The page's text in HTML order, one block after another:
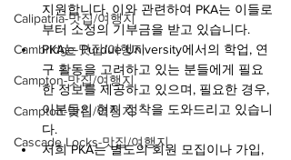
Calipatria-맛집/여행지
Cambridge-맛집/여행지
Campton-맛집/여행지
Campton-맛집/여행지
Cascade Locks-맛집/여행지
지원합니다. 이와 관련하여 PKA는 이들로
부터 소정의 기부금을 받고 있습니다.
PKA는 Purdue University에서의 학업, 연
구 활동을 고려하고 있는 분들에게 필요
한 정보를 제공하고 있으며, 필요한 경우,
이분들의 현지 정착을 도와드리고 있습니
다.
저희 PKA는 별도의 회원 모집이나 가입,